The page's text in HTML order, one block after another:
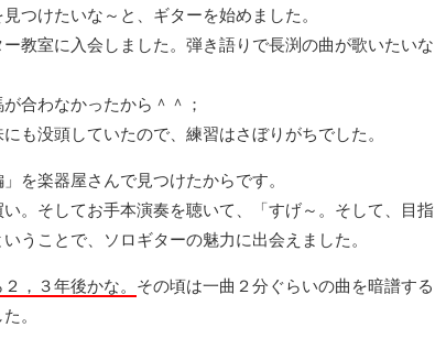
つけたいな～と、ギターを始めました。
教室に入会しました。弾き語りで長渕の曲が歌いたいな
合わなかったから＾＾；
も没頭していたので、練習はさぼりがちでした。
楽器屋さんで見つけたからです。
。そしてお手本演奏を聴いて、「すげ～。そして、目指
ことで、ソロギターの魅力に出会えました。
，３年後かな。 その頃は一曲２分ぐらいの曲を暗譜する
。